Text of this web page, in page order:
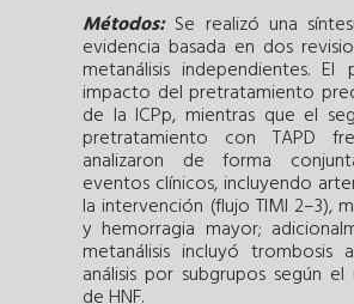
Métodos:Se realizó una
evidencia basada en dos
metanálisis independientes.
impacto del pretratamiento
de la ICPp, mientras que el
pretratamiento con TAPD
analizaron de forma
eventos clínicos, incluyendo
la intervención (flujo TIMI 2–3),
y hemorragia mayor;
metanálisis incluyó trombosis
análisis por subgrupos según
de HNF.